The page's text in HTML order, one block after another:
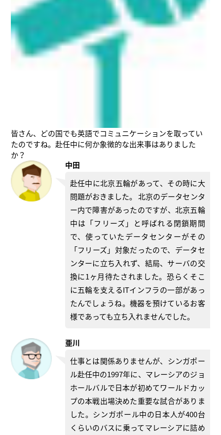
皆さん、どの国でも英語でコミュニケーションを取ってい
たのですね。赴任中に何か象徴的な出来事はありました
か？
中田
赴任中に北京五輪があって、その時に大
問題がおきました。 北京のデータセンタ
ー内で障害があったのですが、北京五輪
中は「フリーズ」と呼ばれる閉鎖期間
で、使っていたデータセンターがその
「フリーズ」対象だったので、データセ
ンターに立ち入れず、結局、サーバの交
換に1ヶ月待たされました。恐らくそこ
に五輪を支えるITインフラの一部があっ
たんでしょうね。機器を預けているお客
様であっても立ち入れませんでした。
亜川
仕事とは関係ありませんが、シンガポー
ル赴任中の1997年に、マレーシアのジョ
ホールバルで日本が初めてワールドカッ
プの本戦出場決めた重要な試合がありま
した。シンガポール中の日本人が400台
くらいのバスに乗ってマレーシアに詰め